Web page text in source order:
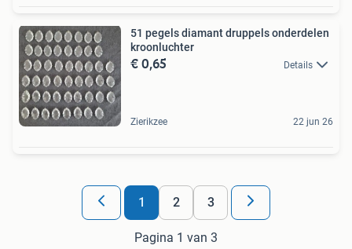
51 pegels diamant druppels onderdelen
kroonluchter
€ 0,65 Details
Zierikzee 22 jun 26
1 2 3
Pagina 1 van 3